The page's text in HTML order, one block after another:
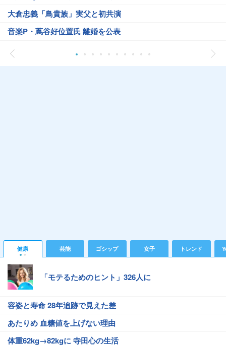
大倉忠義「鳥貴族」実父と初共演
音楽P・蔦谷好位置氏 離婚を公表
健康 芸能 ゴシップ 女子 トレンド
「モテるためのヒント」326人に
容姿と寿命 28年追跡で見えた差
あたりめ 血糖値を上げない理由
体重62kg→82kgに 寺田心の生活